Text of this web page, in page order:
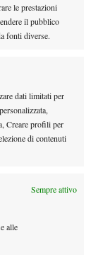
le prestazioni
il pubblico
fonti diverse.
dati limitati per
Creare profili per
di contenuti
Sempre attivo
alle
e vola
continua
Fonseca
in